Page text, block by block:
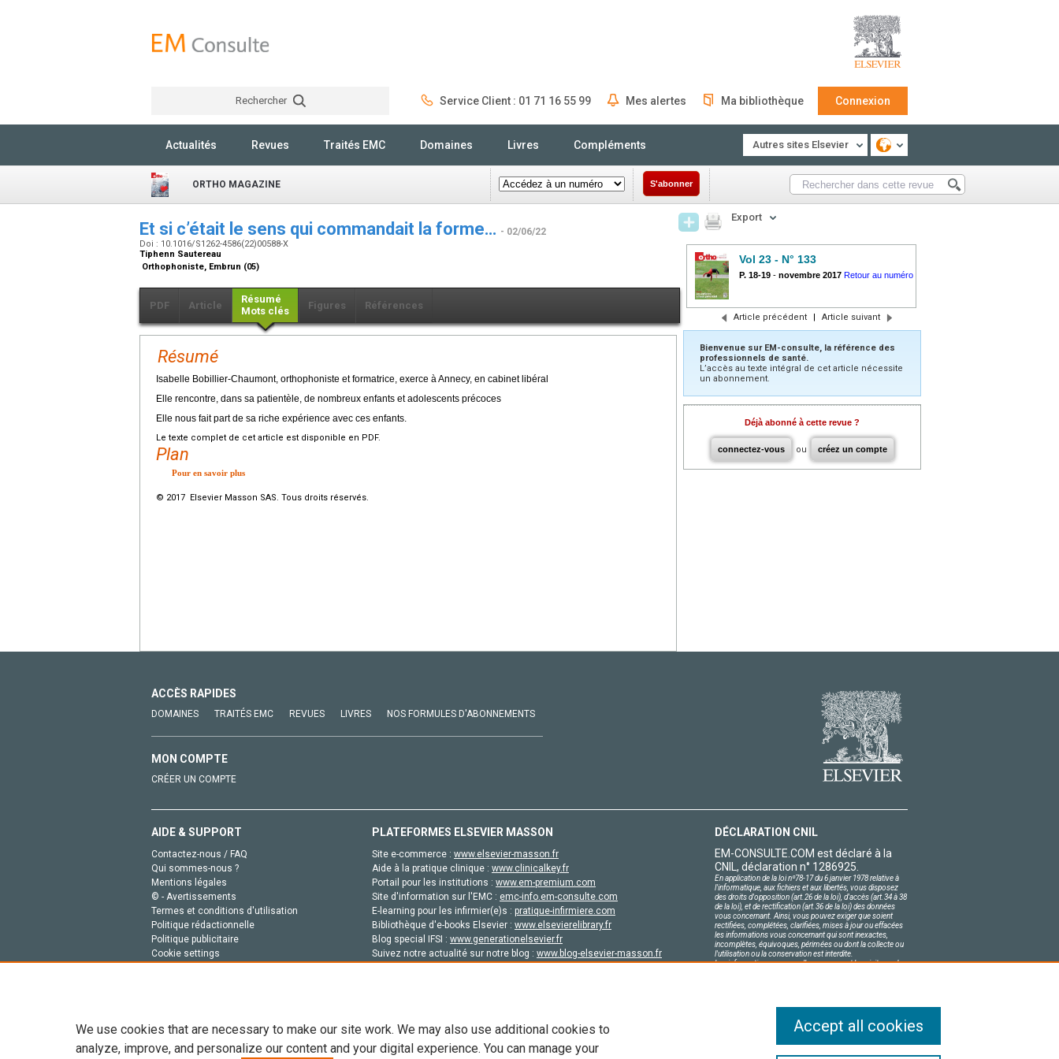
Rechercher Service Client : 01 71 16 55 99 Mes alertes Ma bibliothèque Connexion
Actualités Revues Traités EMC Domaines Livres Compléments Autres sites Elsevier
ORTHO MAGAZINE S'abonner
Et si c’était le sens qui commandait la forme… - 02/06/22
Doi : 10.1016/S1262-4586(22)00588-X
Tiphenn Sautereau
Orthophoniste, Embrun (05)
PDF Article
Résumé
Mots clés
Figures Références
Résumé
Isabelle Bobillier-Chaumont, orthophoniste et formatrice, exerce à Annecy, en cabinet libéral
Elle rencontre, dans sa patientèle, de nombreux enfants et adolescents précoces
Elle nous fait part de sa riche expérience avec ces enfants.
Le texte complet de cet article est disponible en PDF.
Plan
Pour en savoir plus
© 2017 Elsevier Masson SAS. Tous droits réservés.
Export
Vol 23 - N° 133
P. 18-19 - novembre 2017 Retour au numéro
Article précédent | Article suivant
Bienvenue sur EM-consulte, la référence des
professionnels de santé.
L’accès au texte intégral de cet article nécessite
un abonnement.
Déjà abonné à cette revue ?
connectez-vous ou créez un compte
ACCÈS RAPIDES
DOMAINES TRAITÉS EMC REVUES LIVRES NOS FORMULES D'ABONNEMENTS
MON COMPTE
CRÉER UN COMPTE
AIDE & SUPPORT
Contactez-nous / FAQ
Qui sommes-nous ?
Mentions légales
© - Avertissements
Termes et conditions d'utilisation
Politique rédactionnelle
Politique publicitaire
Cookie settings
PLATEFORMES ELSEVIER MASSON
Site e-commerce : www.elsevier-masson.fr
Aide à la pratique clinique : www.clinicalkey.fr
Portail pour les institutions : www.em-premium.com
Site d'information sur l'EMC : emc-info.em-consulte.com
E-learning pour les infirmier(e)s : pratique-infirmiere.com
Bibliothèque d'e-books Elsevier : www.elsevierelibrary.fr
Blog special IFSI : www.generationelsevier.fr
Suivez notre actualité sur notre blog : www.blog-elsevier-masson.fr
DÉCLARATION CNIL
EM-CONSULTE.COM est déclaré à la
CNIL, déclaration n° 1286925.
En application de la loi nº78-17 du 6 janvier 1978 relative à
l'informatique, aux fichiers et aux libertés, vous disposez
des droits d'opposition (art.26 de la loi), d'accès (art.34 à 38
de la loi), et de rectification (art.36 de la loi) des données
vous concernant. Ainsi, vous pouvez exiger que soient
rectifiées, complétées, clarifiées, mises à jour ou effacées
les informations vous concernant qui sont inexactes,
incomplètes, équivoques, périmées ou dont la collecte ou
l'utilisation ou la conservation est interdite.
Les informations personnelles concernant les visiteurs de
We use cookies that are necessary to make our site work. We may also use additional cookies to
analyze, improve, and personalize our content and your digital experience. You can manage your
Accept all cookies